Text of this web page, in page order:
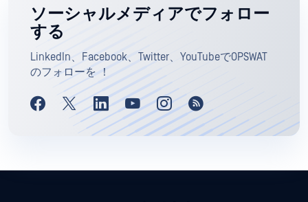
ソーシャルメディアでフォロー
する
LinkedIn、Facebook、Twitter、YouTubeでOPSWAT
のフォローを ！